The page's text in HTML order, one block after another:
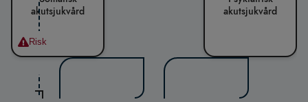
akutsjukvård
Risk
akutsjukvård